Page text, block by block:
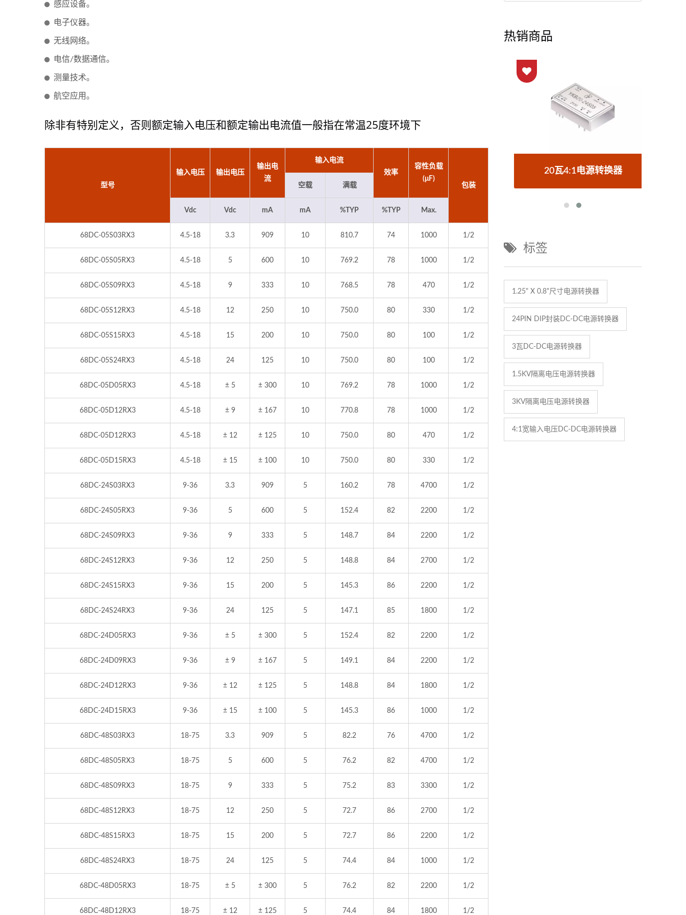
感应设备。
电子仪器。
无线网络。
电信/数据通信。
测量技术。
航空应用。
除非有特别定义，否则额定输入电压和额定输出电流值一般指在常温25度环境下
型号
输入电压 输出电压
输出电
流
输入电流
效率
容性负载
(μF)
包装
空载 满载
Vdc Vdc mA mA %TYP %TYP Max.
68DC-05S03RX3 4.5-18 3.3 909 10 810.7 74 1000 1/2
68DC-05S05RX3 4.5-18 5 600 10 769.2 78 1000 1/2
68DC-05S09RX3 4.5-18 9 333 10 768.5 78 470 1/2
68DC-05S12RX3 4.5-18 12 250 10 750.0 80 330 1/2
68DC-05S15RX3 4.5-18 15 200 10 750.0 80 100 1/2
68DC-05S24RX3 4.5-18 24 125 10 750.0 80 100 1/2
68DC-05D05RX3 4.5-18 ± 5 ± 300 10 769.2 78 1000 1/2
68DC-05D12RX3 4.5-18 ± 9 ± 167 10 770.8 78 1000 1/2
68DC-05D12RX3 4.5-18 ± 12 ± 125 10 750.0 80 470 1/2
68DC-05D15RX3 4.5-18 ± 15 ± 100 10 750.0 80 330 1/2
68DC-24S03RX3 9-36 3.3 909 5 160.2 78 4700 1/2
68DC-24S05RX3 9-36 5 600 5 152.4 82 2200 1/2
68DC-24S09RX3 9-36 9 333 5 148.7 84 2200 1/2
68DC-24S12RX3 9-36 12 250 5 148.8 84 2700 1/2
68DC-24S15RX3 9-36 15 200 5 145.3 86 2200 1/2
68DC-24S24RX3 9-36 24 125 5 147.1 85 1800 1/2
68DC-24D05RX3 9-36 ± 5 ± 300 5 152.4 82 2200 1/2
68DC-24D09RX3 9-36 ± 9 ± 167 5 149.1 84 2200 1/2
68DC-24D12RX3 9-36 ± 12 ± 125 5 148.8 84 1800 1/2
68DC-24D15RX3 9-36 ± 15 ± 100 5 145.3 86 1000 1/2
68DC-48S03RX3 18-75 3.3 909 5 82.2 76 4700 1/2
68DC-48S05RX3 18-75 5 600 5 76.2 82 4700 1/2
68DC-48S09RX3 18-75 9 333 5 75.2 83 3300 1/2
68DC-48S12RX3 18-75 12 250 5 72.7 86 2700 1/2
68DC-48S15RX3 18-75 15 200 5 72.7 86 2200 1/2
68DC-48S24RX3 18-75 24 125 5 74.4 84 1000 1/2
68DC-48D05RX3 18-75 ± 5 ± 300 5 76.2 82 2200 1/2
68DC-48D12RX3 18-75 ± 12 ± 125 5 74.4 84 1800 1/2
热销商品
20瓦4:1电源转换器 75瓦半砖电源转换器 20瓦4:1电源转换器
标签
1.25" X 0.8"尺寸电源转换器
24PIN DIP封装DC-DC电源转换器
3瓦DC-DC电源转换器
1.5KV隔离电压电源转换器
3KV隔离电压电源转换器
4:1宽输入电压DC-DC电源转换器